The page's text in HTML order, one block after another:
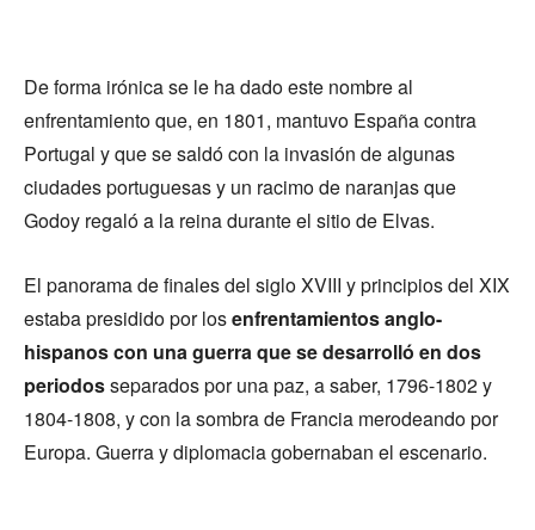
De forma irónica se le ha dado este nombre al
enfrentamiento que, en 1801, mantuvo España contra
Portugal y que se saldó con la invasión de algunas
ciudades portuguesas y un racimo de naranjas que
Godoy regaló a la reina durante el sitio de Elvas.
El panorama de finales del siglo XVIII y principios del XIX
estaba presidido por losenfrentamientos anglo-
hispanoscon una guerra que se desarrolló en dos
periodosseparados por una paz, a saber, 1796-1802 y
1804-1808, y con la sombra de Francia merodeando por
Europa. Guerra y diplomacia gobernaban el escenario.